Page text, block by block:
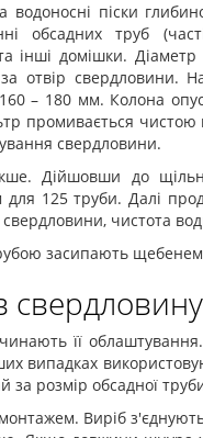
водоносні піски
обсадних труб
інші домішки.
отвір свердловини.
– 180 мм. Колона
промивається
свердловини.
Дійшовши до
125 труби. Далі
чистота
засипають
свердловину
її
випадках
розмір обсадної
Виріб